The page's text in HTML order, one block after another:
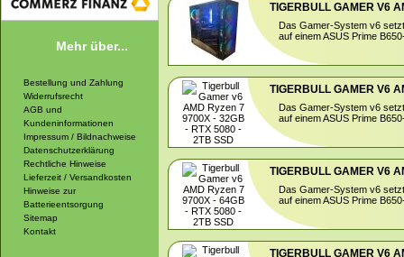
Mehr über...
Bestellung und Zahlung
Widerrufsrecht
AGB und
Kundeninformationen
Impressum / Bildnachweise
Datenschutzerklärung
Rechtliche Hinweise
Lieferzeit / Versandkosten
Hinweise zur
Batterieentsorgung
Sitemap
Kontakt
TIGERBULL GAMER V6
Das Gamer-System v6
auf einem ASUS Prime
TIGERBULL GAMER V6
Das Gamer-System v6
auf einem ASUS Prime
TIGERBULL GAMER V6
Das Gamer-System v6
auf einem ASUS Prime
TIGERBULL GAMER V6